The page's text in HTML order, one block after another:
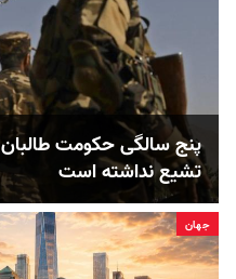
پنج‌ سالگی حکومت
تشیع نداشته است
جهان